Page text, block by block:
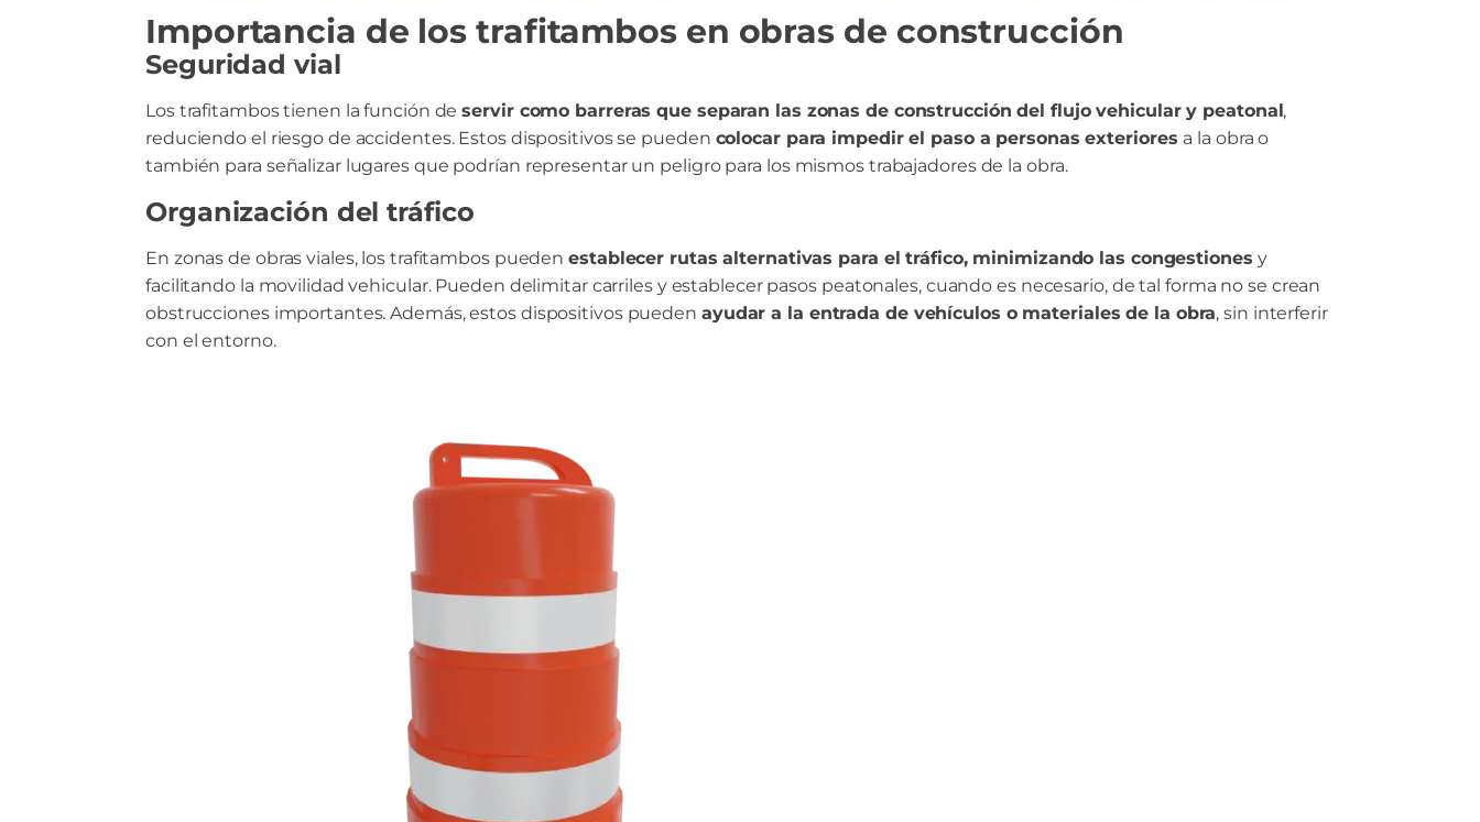
Importancia de los trafitambos en obras de construcción
Seguridad vial
Los trafitambos tienen la función deservir como barreras que separan las zonas de construcción del flujo vehicular y peatonal,
reduciendo el riesgo de accidentes. Estos dispositivos se pueden colocar para impedir el paso a personas exteriores a la obra o
también para señalizar lugares que podrían representar un peligro para los mismos trabajadores de la obra.
Organización del tráfico
En zonas de obras viales, los trafitambos puedenestablecer rutas alternativas para el tráfico, minimizando las congestiones y
facilitando la movilidad vehicular. Pueden delimitar carriles y establecer pasos peatonales, cuando es necesario, de tal forma no se crean
obstrucciones importantes. Además, estos dispositivos pueden ayudar a la entrada de vehículos o materiales de la obra, sin interferir
con el entorno.